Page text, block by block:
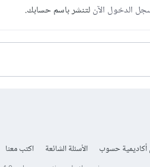
الدخول الآنلتنشر باسم حسابك.
حسوب الأسئلة الشائعة اكتب معنا